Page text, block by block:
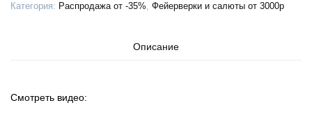
х
Категория: Распродажа от -35%, Фейерверки и салюты от 3000р
Описание
Смотреть видео: